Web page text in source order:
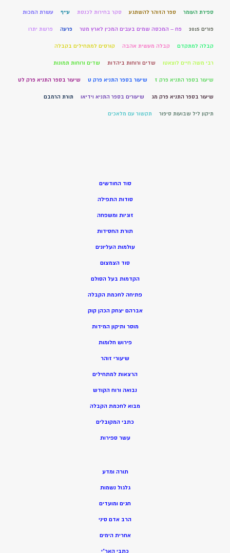
ספירת העומר ספר הזוהר להשתגע סקר בחירות לכנסת עייף עשרת המכות
פורים 2015 פח – המכסה שמים בעבים המכין לארץ מטר פרעה פרשת יתרו
קבלה למתקדם קבלה מעשית אהבה קורסים למתחילים בקבלה
רבי משה חיים לוצאטו שדים ורוחות ביהדות שדים ורוחות תמונות
שיעור בספר התניא פרק ז שיעור בספר התניא פרק ט שיעור בספר התניא פרק לט
שיעור בספר התניא פרק מג שיעורים בספר התניא וידיאו תורת הרמבם
תיקון ליל שבועות סיפור תקשור עם מלאכים
סוד החודשים
סודות התפילה
זוגיות ומשפחה
תורת החסידות
עולמות העליונים
סוד הצמצום
הקדמות בעל הסולם
פתיחה לחכמת הקבלה
אברהם יצחק הכהן קוק
מוסר ותיקון המידות
פירוש חלומות
שיעורי זוהר
הרצאות למתחילים
נבואה ורוח הקודש
מבוא לחכמת הקבלה
כתבי המקובלים
עשר ספירות
תורה ומדע
גלגול נשמות
חגים ומועדים
הרב אדם סיני
אחרית הימים
כתבי האר”י